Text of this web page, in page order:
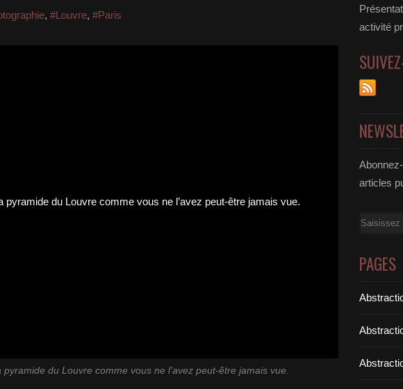
, #Louvre, #Paris
pyramide du Louvre comme vous ne l’avez peut-être jamais vue.
activité
articles
Email
PAGES